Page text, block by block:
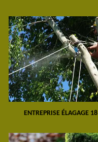
ENTREPRISE ÉLAGAGE 18